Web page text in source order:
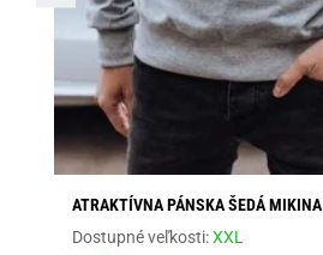
ATRAKTÍVNA PÁNSKA ŠEDÁ MIKINA
Dostupné veľkosti:XXL